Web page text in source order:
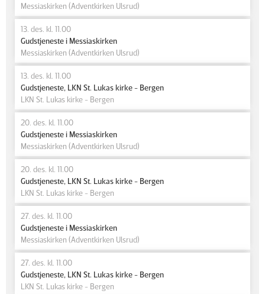
Messiaskirken (Adventkirken Ulsrud)
13. des. kl. 11.00
Gudstjeneste i Messiaskirken
Messiaskirken (Adventkirken Ulsrud)
13. des. kl. 11.00
Gudstjeneste, LKN St. Lukas kirke - Bergen
LKN St. Lukas kirke - Bergen
20. des. kl. 11.00
Gudstjeneste i Messiaskirken
Messiaskirken (Adventkirken Ulsrud)
20. des. kl. 11.00
Gudstjeneste, LKN St. Lukas kirke - Bergen
LKN St. Lukas kirke - Bergen
27. des. kl. 11.00
Gudstjeneste i Messiaskirken
Messiaskirken (Adventkirken Ulsrud)
27. des. kl. 11.00
Gudstjeneste, LKN St. Lukas kirke - Bergen
LKN St. Lukas kirke - Bergen